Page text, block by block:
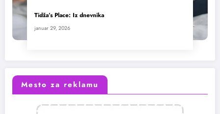
Tidža’s Place: Iz dnevnika
januar 29, 2026
Mesto za reklamu